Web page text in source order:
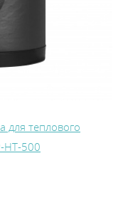
для теплового
HT-500